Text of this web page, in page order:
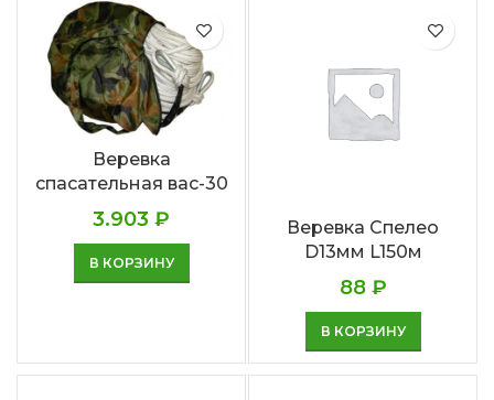
Веревка
спасательная вас-30
3.903 ₽
В КОРЗИНУ
Веревка Спелео
D13мм L150м
88 ₽
В КОРЗИНУ